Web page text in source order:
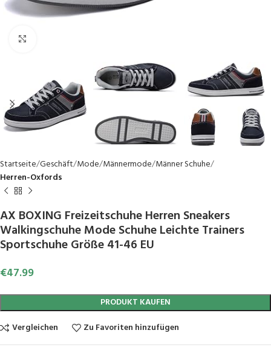
Startseite Geschäft Mode Männermode Männer Schuhe
Herren-Oxfords
AX BOXING Freizeitschuhe Herren Sneakers
Walkingschuhe Mode Schuhe Leichte Trainers
Sportschuhe Größe 41-46 EU
€47.99
PRODUKT KAUFEN
Vergleichen
Zu Favoriten hinzufügen